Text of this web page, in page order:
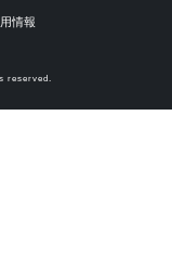
情報
reserved.